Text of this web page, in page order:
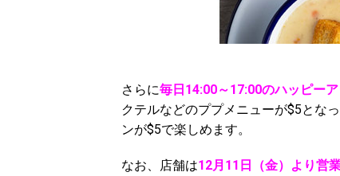
さらに毎日14:00～17:00のハッピー
クテルなどのププメニューが$5とな
ンが$5で楽しめます。
なお、店舗は12月11日（金）より営